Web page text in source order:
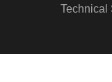
Мы хотели бы
Technical